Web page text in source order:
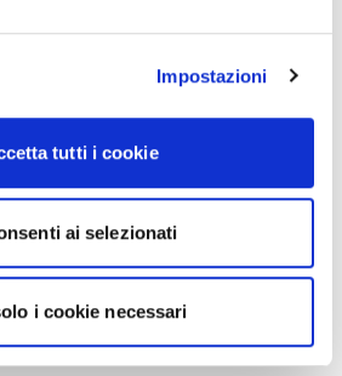
Impostazioni
tutti i cookie
ai selezionati
i cookie necessari